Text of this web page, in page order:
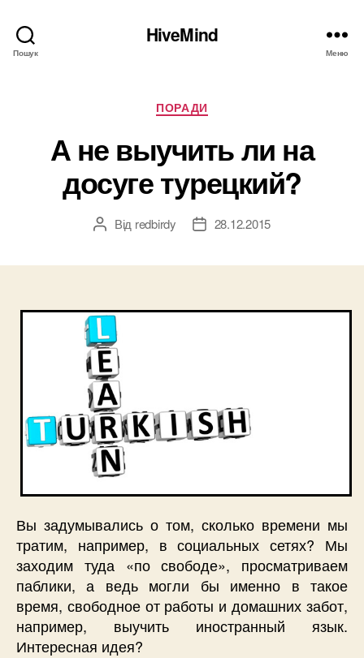
Пошук
HiveMind
Меню
Категорії
ПОРАДИ
А не выучить ли на
досуге турецкий?
Автор
Від redbirdy
Дата28.12.2015
Вы задумывались о том, сколько времени мы
тратим, например, в социальных сетях? Мы
заходим туда «по свободе», просматриваем
паблики, а ведь могли бы именно в такое
время, свободное от работы и домашних забот,
например, выучить иностранный язык.
Интересная идея?